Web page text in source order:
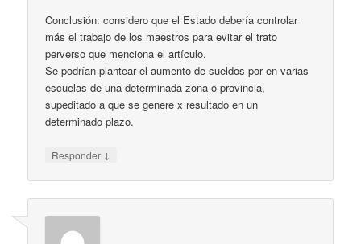
Conclusión: considero que el Estado debería controlar
más el trabajo de los maestros para evitar el trato
perverso que menciona el artículo.
Se podrían plantear el aumento de sueldos por en varias
escuelas de una determinada zona o provincia,
supeditado a que se genere x resultado en un
determinado plazo.
Responder ↓